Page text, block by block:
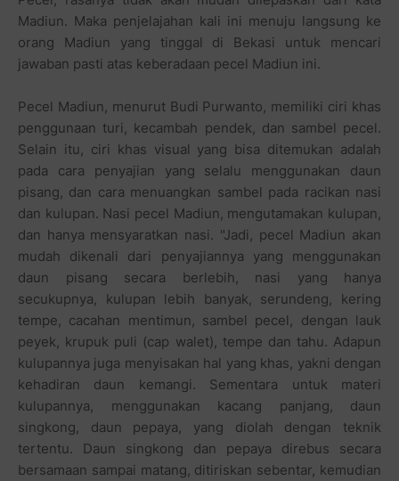
Madiun. Maka penjelajahan kali ini menuju langsung ke
orang Madiun yang tinggal di Bekasi untuk mencari
jawaban pasti atas keberadaan pecel Madiun ini.
Pecel Madiun, menurut Budi Purwanto, memiliki ciri khas
penggunaan turi, kecambah pendek, dan sambel pecel.
Selain itu, ciri khas visual yang bisa ditemukan adalah
pada cara penyajian yang selalu menggunakan daun
pisang, dan cara menuangkan sambel pada racikan nasi
dan kulupan. Nasi pecel Madiun, mengutamakan kulupan,
dan hanya mensyaratkan nasi. "Jadi, pecel Madiun akan
mudah dikenali dari penyajiannya yang menggunakan
daun pisang secara berlebih, nasi yang hanya
secukupnya, kulupan lebih banyak, serundeng, kering
tempe, cacahan mentimun, sambel pecel, dengan lauk
peyek, krupuk puli (cap walet), tempe dan tahu. Adapun
kulupannya juga menyisakan hal yang khas, yakni dengan
kehadiran daun kemangi. Sementara untuk materi
kulupannya, menggunakan kacang panjang, daun
singkong, daun pepaya, yang diolah dengan teknik
tertentu. Daun singkong dan pepaya direbus secara
bersamaan sampai matang, ditiriskan sebentar, kemudian